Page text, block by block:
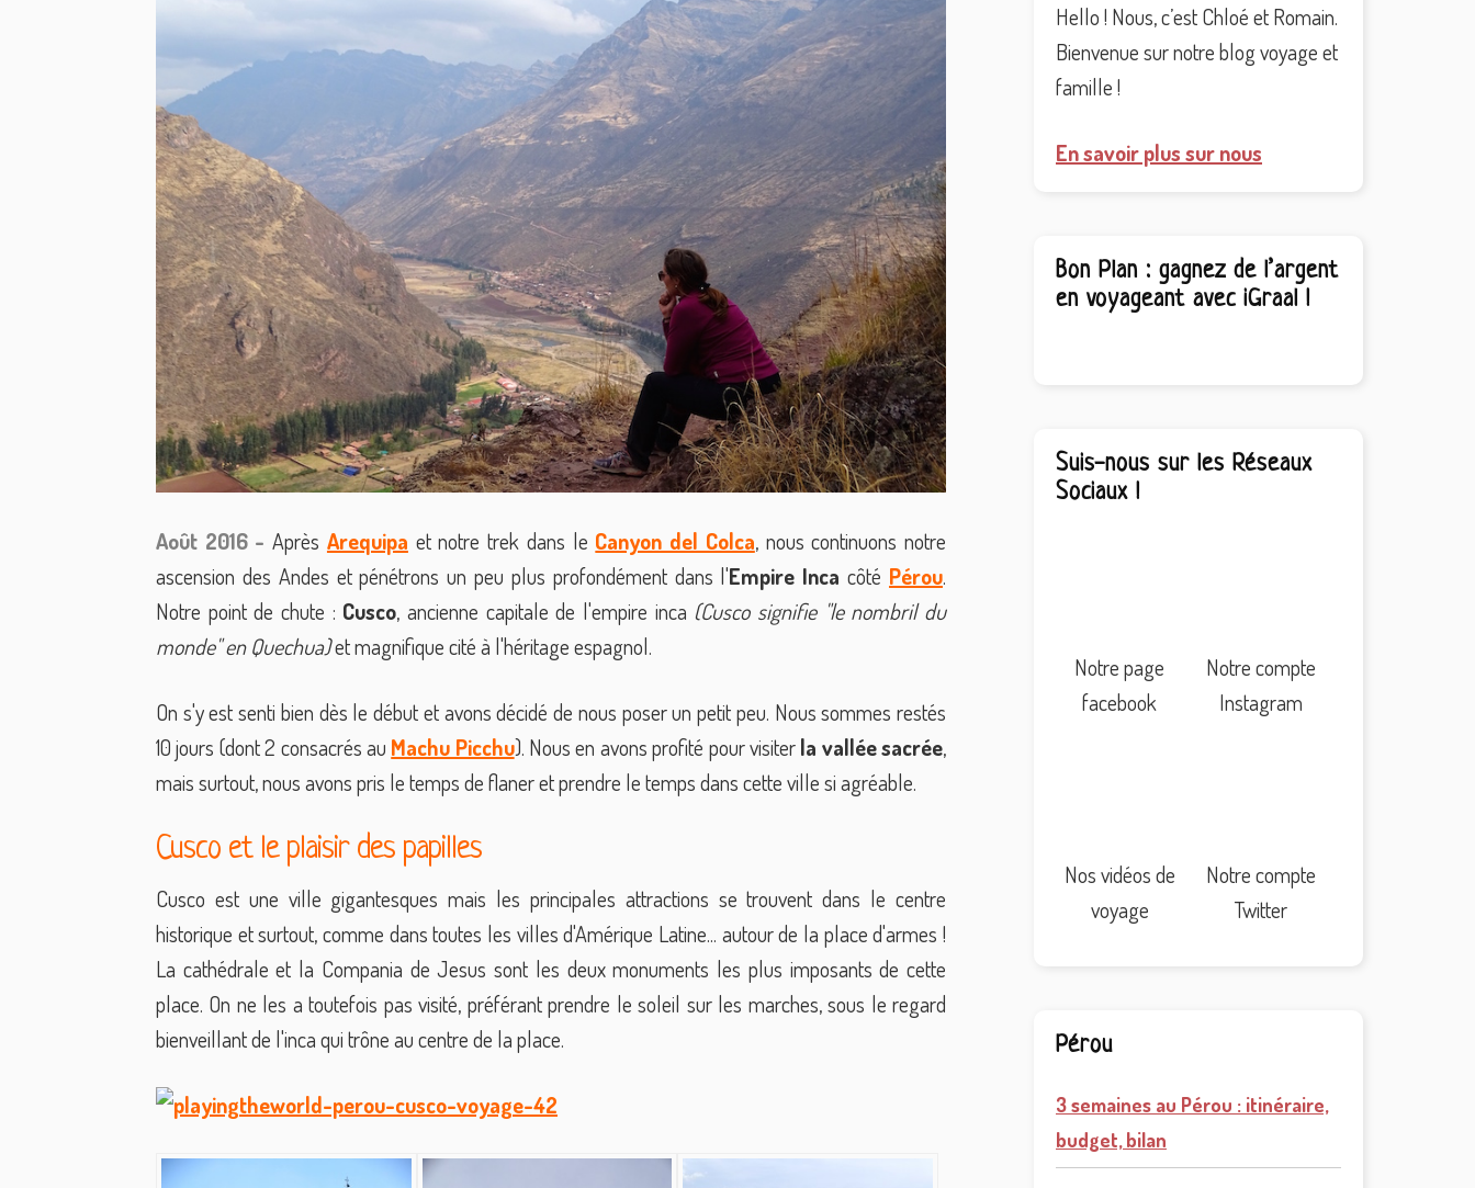
Août 2016 - Après Arequipa et notre trek dans le Canyon del Colca, nous continuons notre
ascension des Andes et pénétrons un peu plus profondément dans l'Empire Incacôté Pérou.
Notre point de chute : Cusco, ancienne capitale de l'empire inca (Cusco signifie "le nombril du
monde" en Quechua)et magnifique cité à l'héritage espagnol.
On s'y est senti bien dès le début et avons décidé de nous poser un petit peu. Nous sommes restés
10 jours (dont 2 consacrés au Machu Picchu). Nous en avons profité pour visiterla vallée sacrée,
mais surtout, nous avons pris le temps de flaner et prendre le temps dans cette ville si agréable.
Cusco et le plaisir des papilles
Cusco est une ville gigantesques mais les principales attractions se trouvent dans le centre
historique et surtout, comme dans toutes les villes d'Amérique Latine... autour de la place d'armes !
La cathédrale et la Compania de Jesus sont les deux monuments les plus imposants de cette
place. On ne les a toutefois pas visité, préférant prendre le soleil sur les marches, sous le regard
bienveillant de l'inca qui trône au centre de la place.
principale
Hello ! Nous, c’est Chloé et Romain.
Bienvenue sur notre blog voyage et
famille !
En savoir plus sur nous
Bon Plan : gagnez de l’argent
en voyageant avec iGraal !
Suis-nous sur les Réseaux
Sociaux !
Notre page
facebook
Notre compte
Instagram
Nos vidéos de
voyage
Notre compte
Twitter
Pérou
3 semaines au Pérou : itinéraire,
budget, bilan